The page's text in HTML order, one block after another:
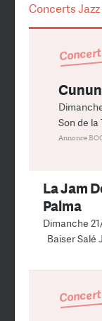
Concerts
Son de la
Annonce
La Jam
Palma
Dimanche
Baiser Salé